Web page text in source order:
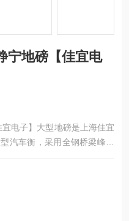
宁地磅【佳宜电
电子】大型地磅是上海佳宜
汽车衡，采用全钢桥梁峰窝
好，钢性强。工艺性好，材